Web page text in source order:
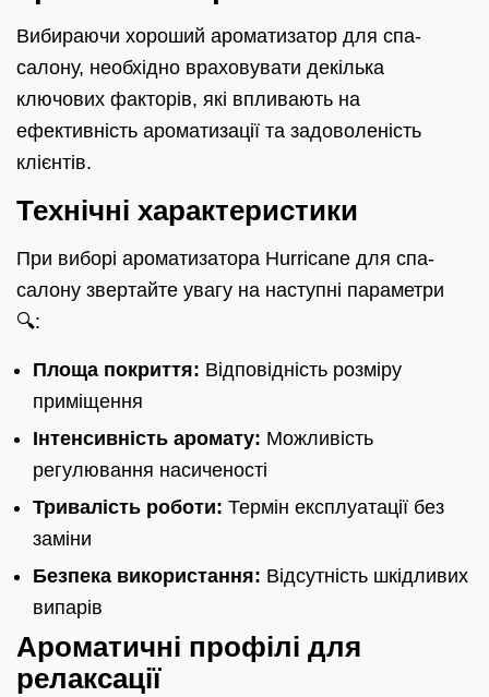
Вибираючи хороший ароматизатор для спа-
салону, необхідно враховувати декілька
ключових факторів, які впливають на
ефективність ароматизації та задоволеність
клієнтів.
Технічні характеристики
При виборі ароматизатора Hurricane для спа-
салону звертайте увагу на наступні параметри
🔍:
Площа покриття: Відповідність розміру
приміщення
Інтенсивність аромату: Можливість
регулювання насиченості
Тривалість роботи: Термін експлуатації без
заміни
Безпека використання: Відсутність шкідливих
випарів
Ароматичні профілі для
релаксації